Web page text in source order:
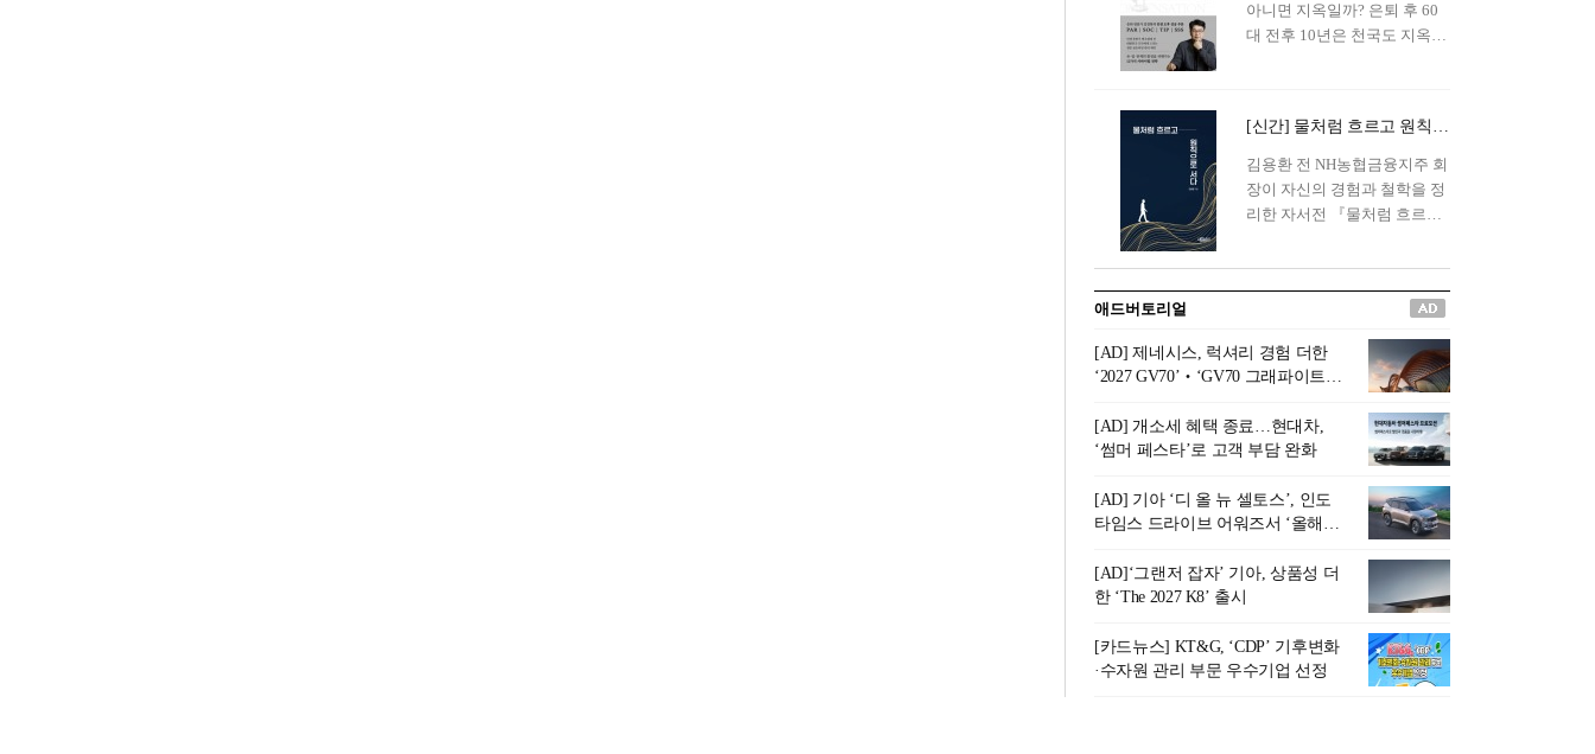
아니면 지옥일까? 은퇴 후 60
대 전후 10년은 천국도 지옥도
은퇴 설계를 가이드해 온 김경
록 옵투스자산운용의 고문이
신간 『은퇴연옥』을 내놓았
다.단테는 지옥을 '모든 희망을
록 고문은 새로운 시각을 제시
0년의 과도기는 지옥이 아니라
정화와 성장의 공간인 ‘은퇴연
옥(Purgatory)’이라는 것이다.
연옥은 고통스럽지만 끝이 있
으며, 준비를 통해 천국으로 나
아갈 수 있는 희망의 장소라고
말한
[신간] 물처럼 흐르고 원칙으로 서다…김용환의 통찰을 담다
김용환 전 NH농협금융지주 회
장이 자신의 경험과 철학을 정
리한 자서전 『물처럼 흐르고
통 관료 출신으로 한국 금융의
주요 변곡점마다 중요한 역할
을 하고 금융 경영인으로서 큰
족적을 남긴 김 전 회장이 후배
세대에게 전하는 삶의 조언을
담은 인생 노트다.『물처럼 흐
르고 원칙으로 서다』는 단순
한 자서전을 넘어, 실패를 두려
워하지 않는 용기와 자신에 대
한 믿음이 어떻게 삶을 풍요롭
게 만드는지를 보여주는 지혜
의 보고로 평가된다.김용환 전
회장은 “인생의 목표가 크더라
도 조급해하지 말고 작은 것부
터 하나 하나 성취해 나가
라”고 조언한다. 뼈아픈 실패
조차 성공의 뼈대가 된다는 긍
애드버토리얼
[AD] 제네시스, 럭셔리 경험 더한
‘2027 GV70’‧‘GV70 그래파이트’
[AD] 개소세 혜택 종료…현대차,
‘썸머 페스타’로 고객 부담 완화
[AD] 기아 ‘디 올 뉴 셀토스’, 인도
타임스 드라이브 어워즈서 ‘올해의
[AD]‘그랜저 잡자’ 기아, 상품성 더
한 ‘The 2027 K8’ 출시
[카드뉴스] KT&G, ‘CDP’ 기후변화
·수자원 관리 부문 우수기업 선정